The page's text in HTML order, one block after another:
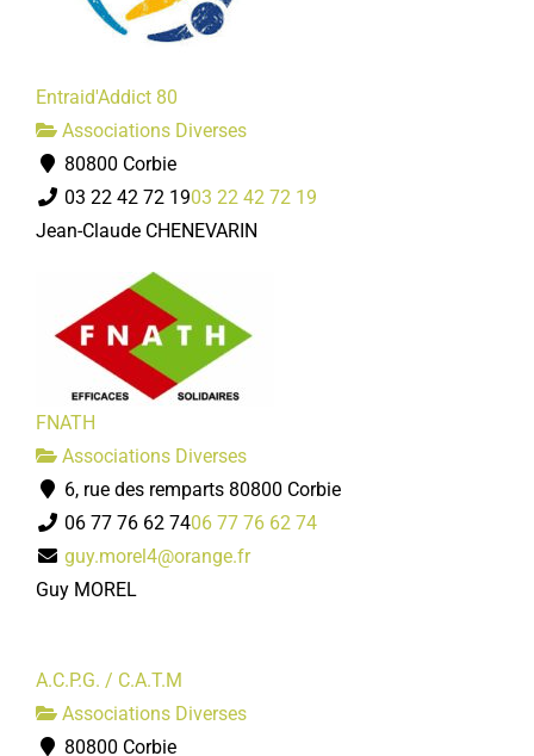
Entraid'Addict 80
Associations Diverses
80800 Corbie
03 22 42 72 1903 22 42 72 19
Jean-Claude CHENEVARIN
FNATH
Associations Diverses
6, rue des remparts 80800 Corbie
06 77 76 62 7406 77 76 62 74
guy.morel4@orange.fr
Guy MOREL
A.C.P.G. / C.A.T.M
Associations Diverses
80800 Corbie